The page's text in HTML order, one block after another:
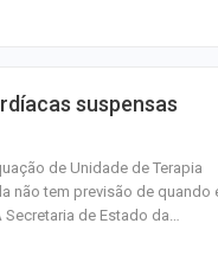
suspensas
de Unidade de Terapia
não tem previsão de quando
de Estado da…
Baixo São